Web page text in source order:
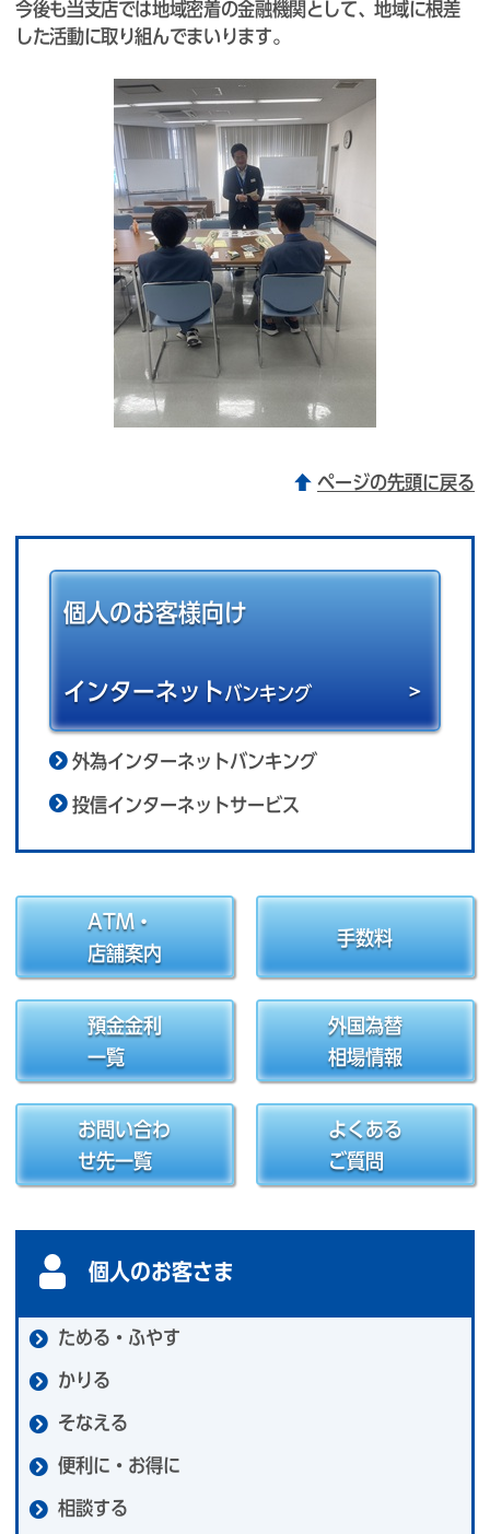
今後も当支店では地域密着の金融機関として、地域に根差
した活動に取り組んでまいります。
ページの先頭に戻る
個人のお客様向け
インターネットバンキング
外為インターネットバンキング
投信インターネットサービス
ATM・
店舗案内
手数料
預金金利
一覧
外国為替
相場情報
お問い合わ
せ先一覧
よくある
ご質問
個人のお客さま
ためる・ふやす
かりる
そなえる
便利に・お得に
相談する